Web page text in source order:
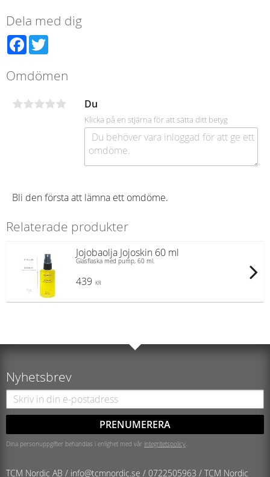
Dela med dig
Facebook
Omdömen
Du
Klicka på en stjärna för att sätta ditt betyg
Bli den första att lämna ett omdöme.
Relaterade produkter
Jojobaolja Jojoskin 60 ml
Glasflaska med pump, 60 ml.
439 KR
Nyhetsbrev
PRENUMERERA
Dina personuppgifter behandlas i enlighet med vår integritetspolicy.
TCM Nordic AB / info@tcmnordic.se / 0722505963 / TCM Nordic